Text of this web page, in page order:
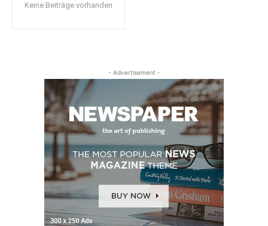
Keine Beiträge vorhanden
- Advertisement -